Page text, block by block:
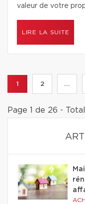
valeur de votre
LIRE LA SUITE
1 2 ...
Page 1 de 26 -